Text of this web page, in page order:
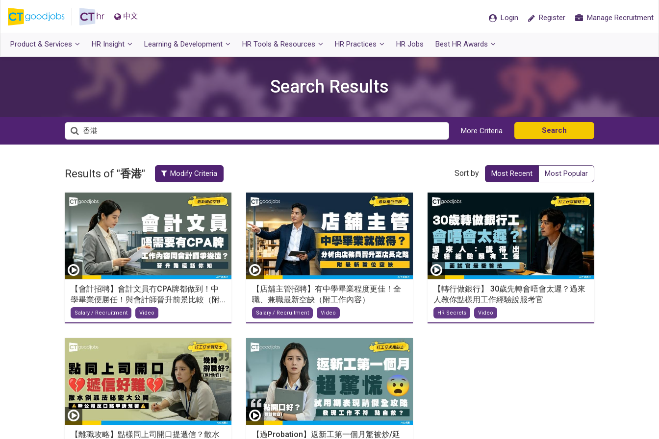
中文 Login Register Manage Recruitment
Product & Services HR Insight Learning & Development HR Tools & Resources HR Practices HR Jobs Best HR Awards
Search Results
More Criteria Search
Results of "香港" Modify Criteria Sort by Most Recent Most Popular
【會計招聘】會計文員冇CPA牌都做到！中
學畢業便勝任！與會計師晉升前景比較（附...
Salary / Recruitment Video
【店舖主管招聘】有中學畢業程度更佳！全
職、兼職最新空缺（附工作內容）
Salary / Recruitment Video
【轉行做銀行】 30歲先轉會唔會太遲？過來
人教你點樣用工作經驗說服考官
HR Secrets Video
【離職攻略】點樣同上司開口提遞信？散水 【過Probation】返新工第一個月驚被炒/延